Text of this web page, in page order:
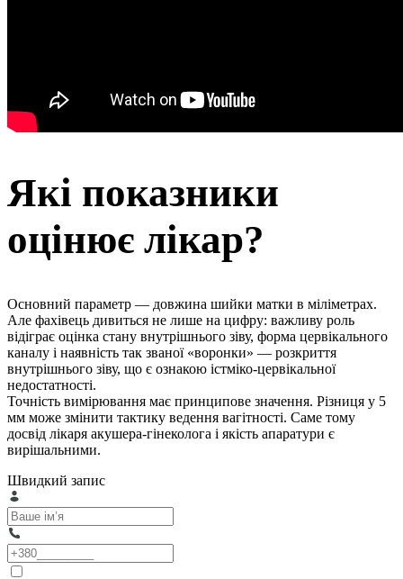
Які показники
оцінює лікар?
Основний параметр — довжина шийки матки в міліметрах.
Але фахівець дивиться не лише на цифру: важливу роль
відіграє оцінка стану внутрішнього зіву, форма цервікального
каналу і наявність так званої «воронки» — розкриття
внутрішнього зіву, що є ознакою істміко-цервікальної
недостатності.
Точність вимірювання має принципове значення. Різниця у 5
мм може змінити тактику ведення вагітності. Саме тому
досвід лікаря акушера-гінеколога і якість апаратури є
вирішальними.
Швидкий запис